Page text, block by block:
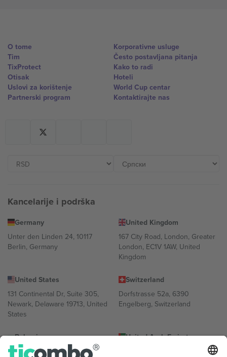
O tome
Tim
TixProtect
Otisak
Uslovi za korištenje
Partnerski program
Korporativne usluge
Često postavljana pitanja
Kako to radi
Hoteli
World Cup centar
Kontaktirajte nas
Kancelarije i podrška
Germany
Unter den Linden 24, 10117
Berlin, Germany
United Kingdom
167 City Road, London, Greater
London, EC1V 1AW, United
Kingdom
United States
131 Continental Dr, Suite 305,
Newark, Delaware 19713, United
States
Switzerland
Dorfstrasse 52a, 6390
Engelberg, Switzerland
Bulgaria
Regus Sofia City West, bul
United Arab Emirates
UAE Dubai Silicon Oasis, DDP